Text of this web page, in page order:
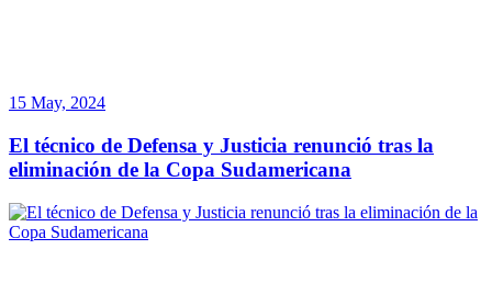
15 May, 2024
El técnico de Defensa y Justicia renunció tras la
eliminación de la Copa Sudamericana